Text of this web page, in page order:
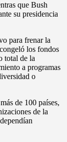
que Bush
su presidencia
para frenar la
los fondos
total de la
a programas
o
de 100 países,
de la